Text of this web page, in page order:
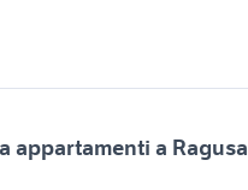
appartamenti a Ragusa